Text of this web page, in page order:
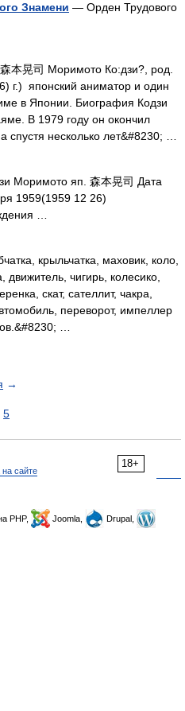
Знамени — Орден Трудового
本晃司 Моримото Ко:дзи?, род.
г.) японский аниматор и один
в Японии. Биография Кодзи
В 1979 году он окончил
спустя несколько лет&#8230; …
Моримото яп. 森本晃司 Дата
1959(1959 12 26)
…
крыльчатка, маховик, коло,
движитель, чигирь, колесико,
скат, сателлит, чакра,
переворот, импеллер
…
→
5
18+
сайте
PHP, Joomla,
Drupal,